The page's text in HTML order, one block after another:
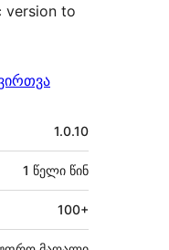
version to
1.0.10
1 წელი წინ
100+